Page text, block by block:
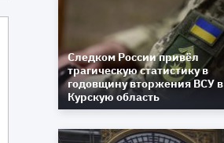
Следком России привёл
трагическую статистику в
годовщину вторжения ВСУ в
Курскую область